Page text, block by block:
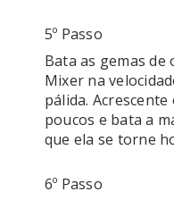
5º Passo
Bata as gemas de
Mixer na
pálida.
poucos e bata a
que ela se torne
6º Passo